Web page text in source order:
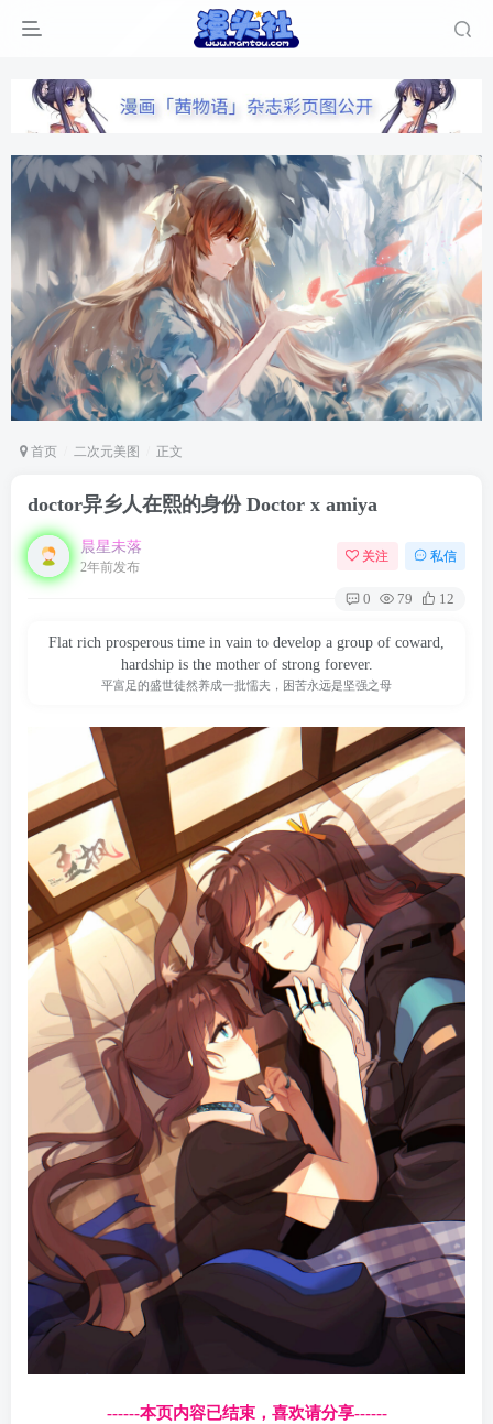
首页 二次元美图 正文
doctor异乡人在熙的身份 Doctor x amiya
晨星未落
2年前发布
关注 私信
0 79 12
Flat rich prosperous time in vain to develop a group of coward,
hardship is the mother of strong forever.
平富足的盛世徒然养成一批懦夫，困苦永远是坚强之母
------本页内容已结束，喜欢请分享------